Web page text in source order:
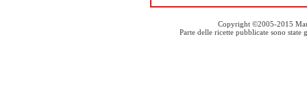
Copyright ©2005-2015
Parte delle ricette pubblicate sono state